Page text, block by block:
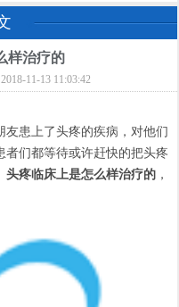
样治疗的
11-13 11:03:42
友患上了头疼的疾病，对他们
者们都等待或许赶快的把头疼
头疼临床上是怎么样治疗的 ，